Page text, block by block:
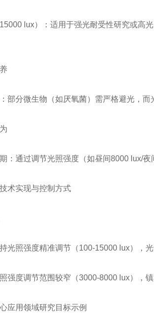
lux）：适用于强光耐受性研究或高
部分微生物（如厌氧菌）需严格避光，
：通过调节光照强度（如昼间8000 lux/
术实现与控制方式
光照强度精准调节（100-15000 lux），
强度调节范围较窄（3000-8000 lux），
应用领域研究目标示例